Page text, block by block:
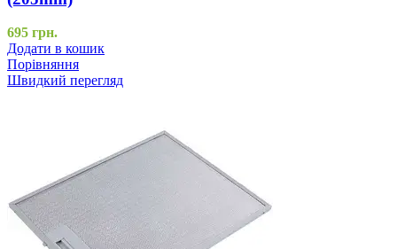
695 грн.
Додати в кошик
Порівняння
Швидкий перегляд